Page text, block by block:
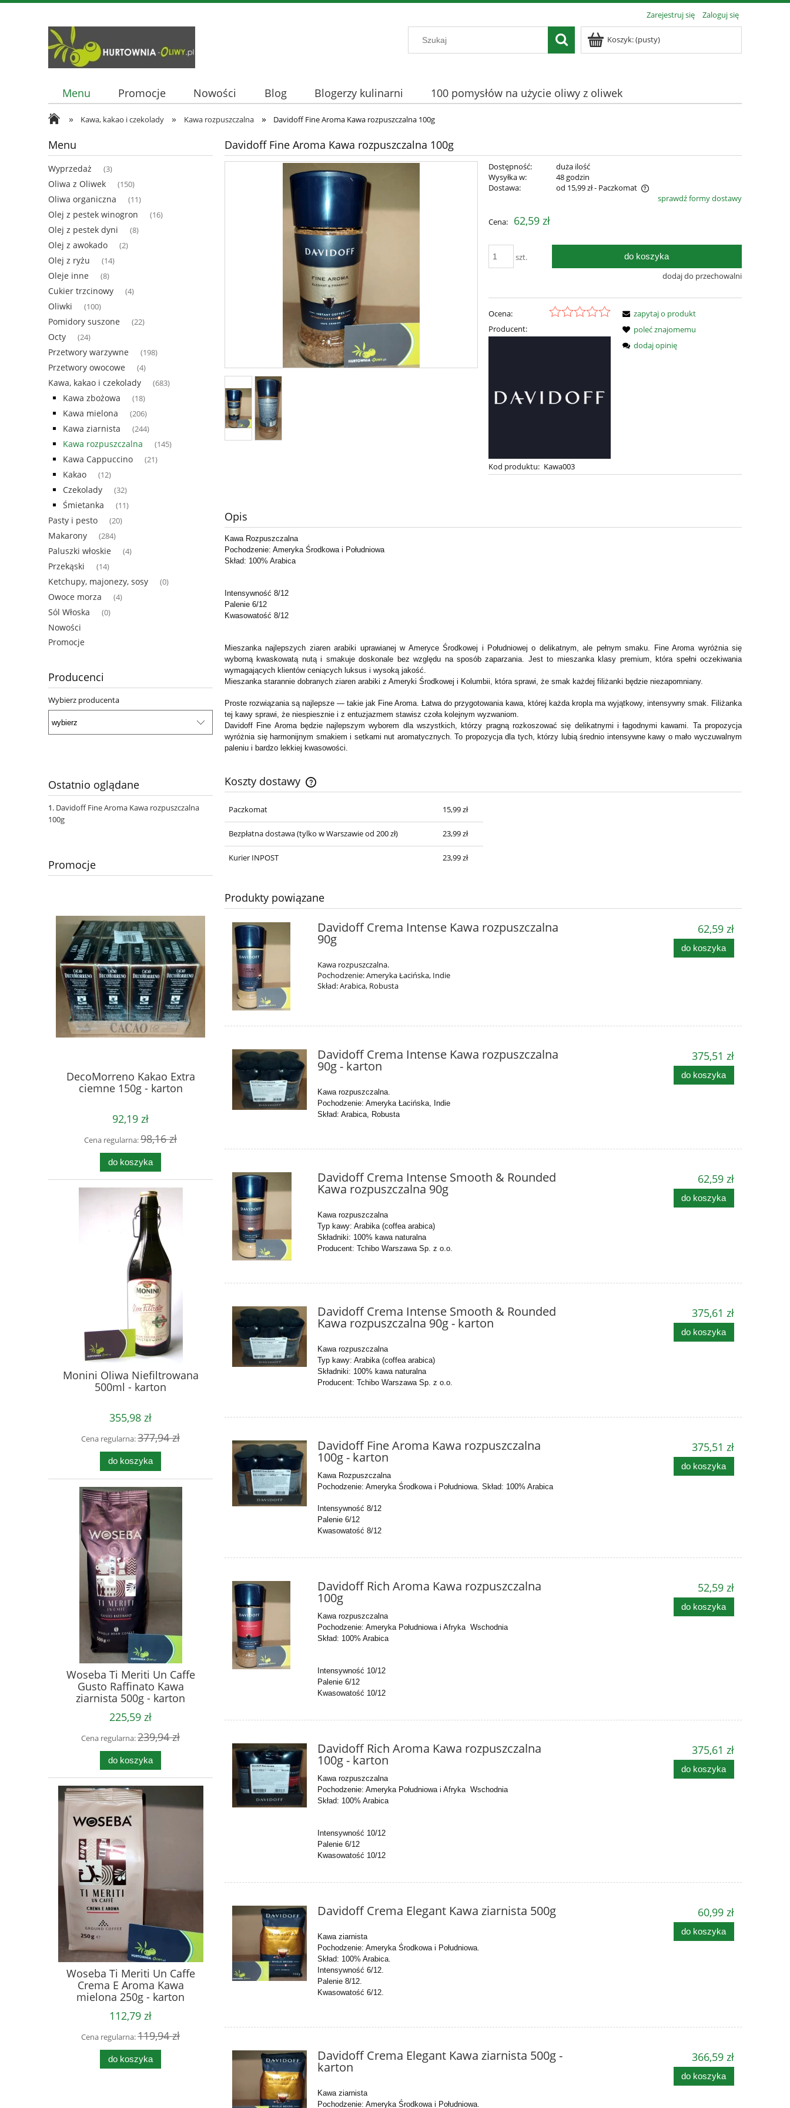
Zarejestruj się Zaloguj się
Koszyk:(pusty)
Menu Promocje Nowości Blog Blogerzy kulinarni 100 pomysłów na użycie oliwy z oliwek
» Kawa, kakao i czekolady » Kawa rozpuszczalna » Davidoff Fine Aroma Kawa rozpuszczalna 100g
Menu
Wyprzedaż (3)
Oliwa z Oliwek (150)
Oliwa organiczna (11)
Olej z pestek winogron (16)
Olej z pestek dyni (8)
Olej z awokado (2)
Olej z ryżu (14)
Oleje inne (8)
Cukier trzcinowy (4)
Oliwki (100)
Pomidory suszone (22)
Octy (24)
Przetwory warzywne (198)
Przetwory owocowe (4)
Kawa, kakao i czekolady (683)
Kawa zbożowa (18)
Kawa mielona (206)
Kawa ziarnista (244)
Kawa rozpuszczalna (145)
Kawa Cappuccino (21)
Kakao (12)
Czekolady (32)
Śmietanka (11)
Pasty i pesto (20)
Makarony (284)
Paluszki włoskie (4)
Przekąski (14)
Ketchupy, majonezy, sosy (0)
Owoce morza (4)
Sól Włoska (0)
Nowości
Promocje
Producenci
Wybierz producenta
Ostatnio oglądane
Davidoff Fine Aroma Kawa rozpuszczalna
100g
Promocje
DecoMorreno Kakao Extra
ciemne 150g - karton
92,19 zł
Cena regularna:98,16 zł
do koszyka
Monini Oliwa Niefiltrowana
500ml - karton
355,98 zł
Cena regularna:377,94 zł
do koszyka
Woseba Ti Meriti Un Caffe
Gusto Raffinato Kawa
ziarnista 500g - karton
225,59 zł
Cena regularna:239,94 zł
do koszyka
Woseba Ti Meriti Un Caffe
Crema E Aroma Kawa
mielona 250g - karton
112,79 zł
Cena regularna:119,94 zł
do koszyka
Davidoff Fine Aroma Kawa rozpuszczalna 100g
Dostępność:
duża ilość
Wysyłka w:
48 godzin
Dostawa:
od 15,99 zł- Paczkomat
płatności
sprawdź formy dostawy
Cena: 62,59 zł
szt. do koszyka
dodaj do przechowalni
Ocena:
Producent:
Kod produktu: Kawa003
zapytaj o produkt
poleć znajomemu
dodaj opinię
Opis
Kawa Rozpuszczalna
Pochodzenie: Ameryka Środkowa i Południowa
Skład: 100% Arabica
Intensywność 8/12
Palenie 6/12
Kwasowatość 8/12
Mieszanka najlepszych ziaren arabiki uprawianej w Ameryce Środkowej i Południowej o delikatnym, ale pełnym smaku. Fine Aroma wyróżnia się
wyborną kwaskowatą nutą i smakuje doskonale bez względu na sposób zaparzania. Jest to mieszanka klasy premium, która spełni oczekiwania
wymagających klientów ceniących luksus i wysoką jakość.
Mieszanka starannie dobranych ziaren arabiki z Ameryki Środkowej i Kolumbii, która sprawi, że smak każdej filiżanki będzie niezapomniany.
Proste rozwiązania są najlepsze — takie jak Fine Aroma. Łatwa do przygotowania kawa, której każda kropla ma wyjątkowy, intensywny smak. Filiżanka
tej kawy sprawi, że niespiesznie i z entuzjazmem stawisz czoła kolejnym wyzwaniom.
Davidoff Fine Aroma będzie najlepszym wyborem dla wszystkich, którzy pragną rozkoszować się delikatnymi i łagodnymi kawami. Ta propozycja
wyróżnia się harmonijnym smakiem i setkami nut aromatycznych. To propozycja dla tych, którzy lubią średnio intensywne kawy o mało wyczuwalnym
paleniu i bardzo lekkiej kwasowości.
Koszty dostawy
Cena nie zawiera ewentualnych kosztów
płatności
Paczkomat 15,99 zł
Bezpłatna dostawa(tylko w Warszawie od 200 zł) 23,99 zł
Kurier INPOST 23,99 zł
Produkty powiązane
Davidoff Crema Intense Kawa rozpuszczalna
90g
Kawa rozpuszczalna.
Pochodzenie: Ameryka Łacińska, Indie
Skład: Arabica, Robusta
62,59 zł
do koszyka
Davidoff Crema Intense Kawa rozpuszczalna
90g - karton
Kawa rozpuszczalna.
Pochodzenie: Ameryka Łacińska, Indie
Skład: Arabica, Robusta
375,51 zł
do koszyka
Davidoff Crema Intense Smooth & Rounded
Kawa rozpuszczalna 90g
Kawa rozpuszczalna
Typ kawy: Arabika (coffea arabica)
Składniki: 100% kawa naturalna
Producent: Tchibo Warszawa Sp. z o.o.
62,59 zł
do koszyka
Davidoff Crema Intense Smooth & Rounded
Kawa rozpuszczalna 90g - karton
Kawa rozpuszczalna
Typ kawy: Arabika (coffea arabica)
Składniki: 100% kawa naturalna
Producent: Tchibo Warszawa Sp. z o.o.
375,61 zł
do koszyka
Davidoff Fine Aroma Kawa rozpuszczalna
100g - karton
Kawa Rozpuszczalna
Pochodzenie: Ameryka Środkowa i Południowa.Skład: 100% Arabica
Intensywność 8/12
Palenie 6/12
Kwasowatość 8/12
375,51 zł
do koszyka
Davidoff Rich Aroma Kawa rozpuszczalna
100g
Kawa rozpuszczalna
Pochodzenie: Ameryka Południowa i Afryka Wschodnia
Skład: 100% Arabica
Intensywność 10/12
Palenie 6/12
Kwasowatość 10/12
52,59 zł
do koszyka
Davidoff Rich Aroma Kawa rozpuszczalna
100g - karton
Kawa rozpuszczalna
Pochodzenie: Ameryka Południowa i Afryka Wschodnia
Skład: 100% Arabica
Intensywność 10/12
Palenie 6/12
Kwasowatość 10/12
375,61 zł
do koszyka
Davidoff Crema Elegant Kawa ziarnista 500g
Kawa ziarnista
Pochodzenie: Ameryka Środkowa i Południowa.
Skład: 100% Arabica.
Intensywność 6/12.
Palenie 8/12.
Kwasowatość 6/12.
60,99 zł
do koszyka
Davidoff Crema Elegant Kawa ziarnista 500g -
karton
Kawa ziarnista
Pochodzenie: Ameryka Środkowa i Południowa.
366,59 zł
do koszyka